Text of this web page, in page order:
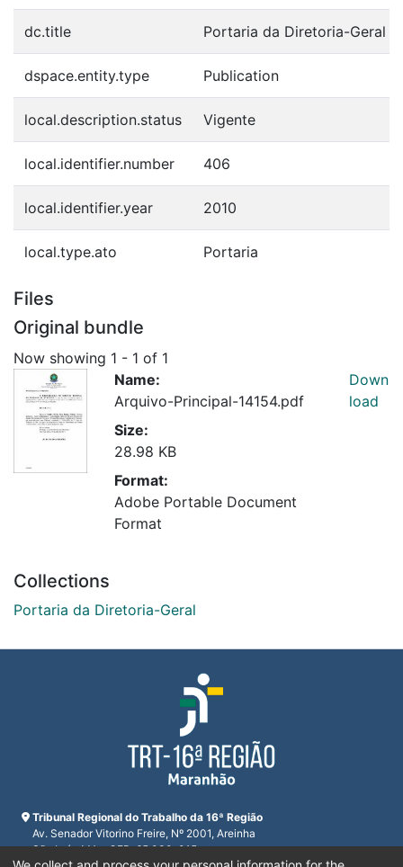
dc.title Portaria da Diretoria-Geral
dspace.entity.type Publication
local.description.status Vigente
local.identifier.number 406
local.identifier.year 2010
local.type.ato Portaria
Files
Original bundle
Now showing 1 - 1 of 1
Name:
Arquivo-Principal-14154.pdf
Size:
28.98 KB
Format:
Adobe Portable Document
Format
Down
load
Collections
Portaria da Diretoria-Geral
Tribunal Regional do Trabalho da 16ª Região
Av. Senador Vitorino Freire, Nº 2001, Areinha
São Luís, MA - CEP: 65.030-015